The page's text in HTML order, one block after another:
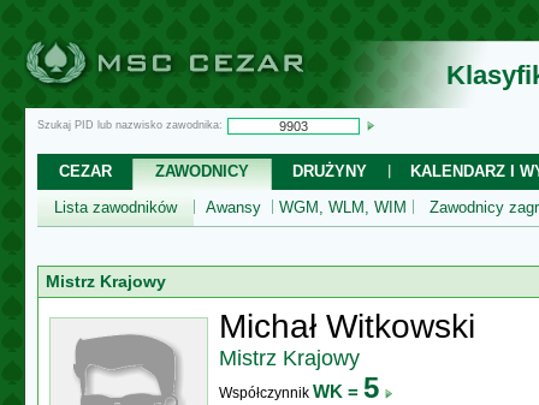
Szukaj PID lub nazwisko zawodnika:
CEZAR ZAWODNICY DRUŻYNY
KALENDARZ I
Lista zawodników
Awansy WGM, WLM, WIM Zawodnicy
Mistrz Krajowy
Michał Witkowski
Mistrz Krajowy
Współczynnik WK = 5